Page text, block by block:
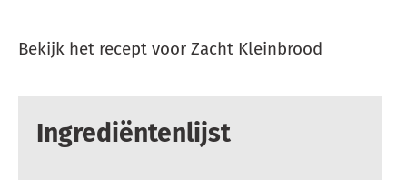
Bekijk het recept voor Zacht Kleinbrood
Ingrediëntenlijst